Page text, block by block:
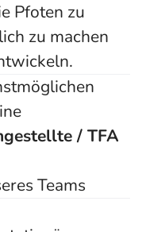
Pfoten zu
zu machen
/ TFA
Teams